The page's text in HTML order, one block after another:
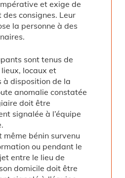
et exige de
consignes. Leur
la personne à des
sont tenus de
locaux et
à disposition de la
anomalie constatée
doit être
signalée à l’équipe
même bénin survenu
ou pendant le
entre le lieu de
domicile doit être